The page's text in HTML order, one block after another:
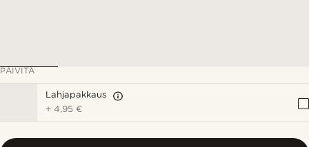
PÄIVITÄ
Lahjapakkaus
+4,95 €